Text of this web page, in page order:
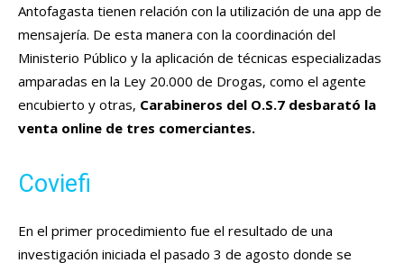
Antofagasta tienen relación con la utilización de una app de
mensajería. De esta manera con la coordinación del
Ministerio Público y la aplicación de técnicas especializadas
amparadas en la Ley 20.000 de Drogas, como el agente
encubierto y otras, Carabineros del O.S.7 desbarató la
venta online de tres comerciantes.
Coviefi
En el primer procedimiento fue el resultado de una
investigación iniciada el pasado 3 de agosto donde se